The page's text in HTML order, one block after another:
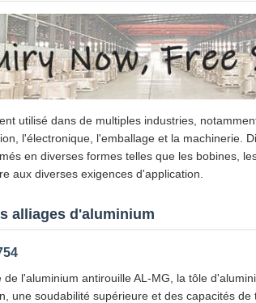
utilisé dans de multiples industries,
l'électronique, l'emballage et la machinerie.
en diverses formes telles que les bobines,
aux diverses exigences d'application.
alliages d'aluminium
de l'aluminium antirouille AL-MG, la tôle
une soudabilité supérieure et des capacités